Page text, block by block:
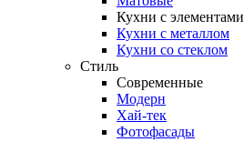
Кухни с элементами
Кухни с металлом
Кухни со стеклом
Стиль
Современные
Модерн
Хай-тек
Фотофасады